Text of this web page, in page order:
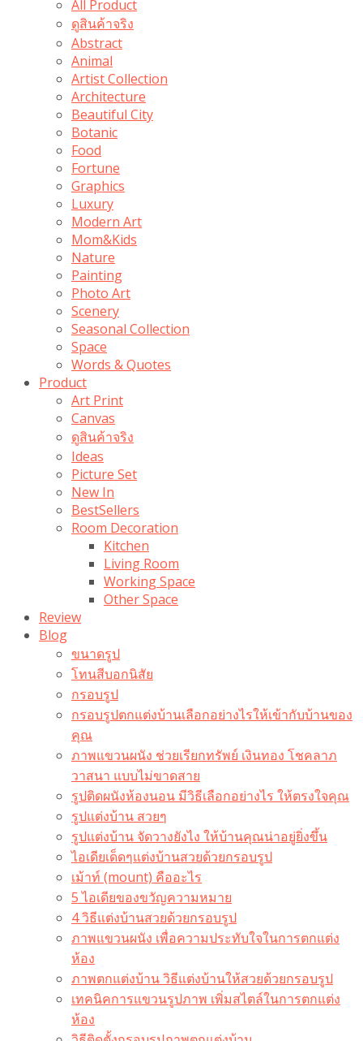
All Product
ดูสินค้าจริง
Abstract
Animal
Artist Collection
Architecture
Beautiful City
Botanic
Food
Fortune
Graphics
Luxury
Modern Art
Mom&Kids
Nature
Painting
Photo Art
Scenery
Seasonal Collection
Space
Words & Quotes
Product
Art Print
Canvas
ดูสินค้าจริง
Ideas
Picture Set
New In
BestSellers
Room Decoration
Kitchen
Living Room
Working Space
Other Space
Review
Blog
ขนาดรูป
โทนสีบอกนิสัย
กรอบรูป
กรอบรูปตกแต่งบ้านเลือกอย่างไรให้เข้ากับบ้านของ
คุณ
ภาพแขวนผนัง ช่วยเรียกทรัพย์ เงินทอง โชคลาภ
วาสนา แบบไม่ขาดสาย
รูปติดผนังห้องนอน มีวิธีเลือกอย่างไร ให้ตรงใจคุณ
รูปแต่งบ้าน สวยๆ
รูปแต่งบ้าน จัดวางยังไง ให้บ้านคุณน่าอยู่ยิ่งขึ้น
ไอเดียเด็ดๆแต่งบ้านสวยด้วยกรอบรูป
เม้าท์ (mount) คืออะไร​
5 ไอเดียของขวัญความหมาย
4 วิธีแต่งบ้านสวยด้วยกรอบรูป
ภาพแขวนผนัง เพื่อความประทับใจในการตกแต่ง
ห้อง
ภาพตกแต่งบ้าน วิธีแต่งบ้านให้สวยด้วยกรอบรูป
เทคนิคการแขวนรูปภาพ เพิ่มสไตล์ในการตกแต่ง
ห้อง